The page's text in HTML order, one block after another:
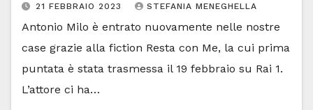
21 FEBBRAIO 2023 STEFANIA MENEGHELLA
Antonio Milo è entrato nuovamente nelle nostre
case grazie alla fiction Resta con Me, la cui prima
puntata è stata trasmessa il 19 febbraio su Rai 1.
L’attore ci ha…